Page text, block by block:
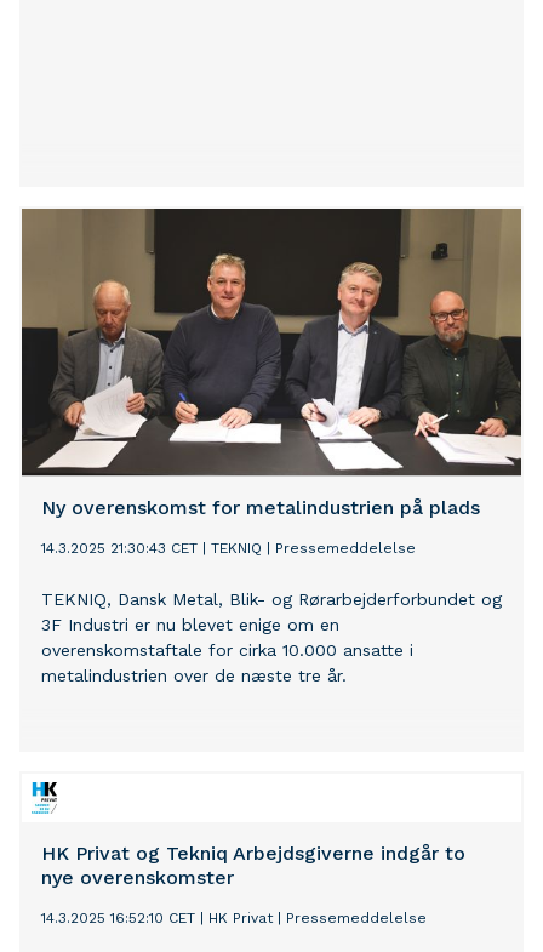
Ny overenskomst for metalindustrien på plads
14.3.2025 21:30:43 CET TEKNIQ Pressemeddelelse
TEKNIQ, Dansk Metal, Blik- og Rørarbejderforbundet og
3F Industri er nu blevet enige om en
overenskomstaftale for cirka 10.000 ansatte i
metalindustrien over de næste tre år.
HK Privat og Tekniq Arbejdsgiverne indgår to
nye overenskomster
14.3.2025 16:52:10 CET HK Privat| Pressemeddelelse